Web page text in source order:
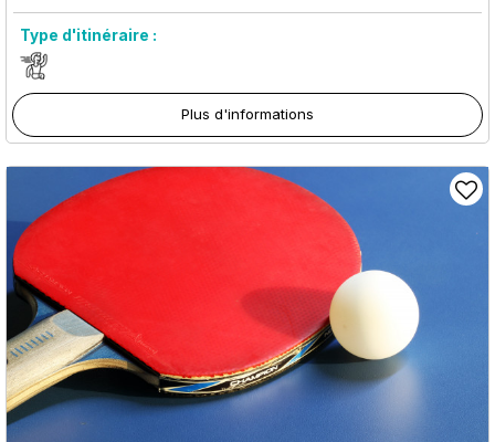
Type d'itinéraire :
Plus d'informations